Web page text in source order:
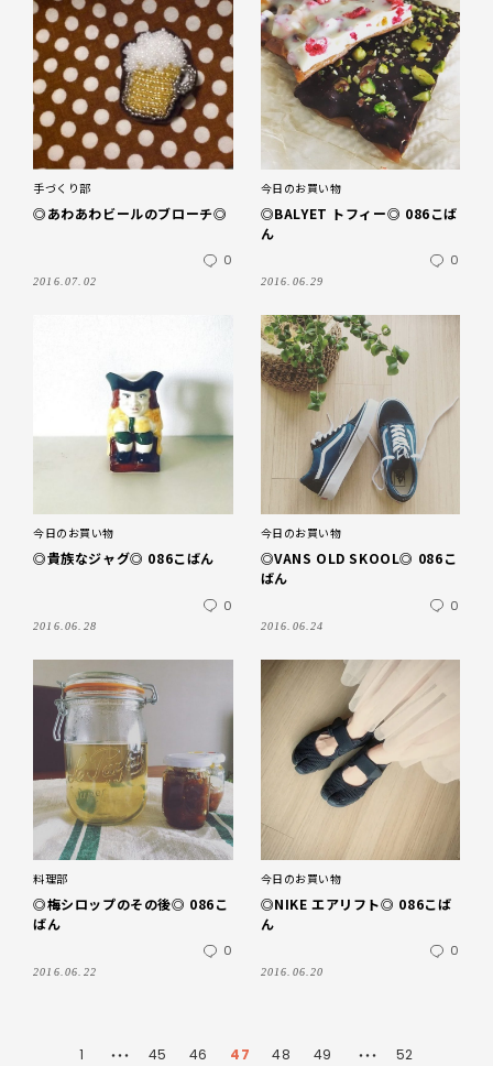
手づくり部
◎あわあわビールのブローチ◎
2016.07.02
0
今日のお買い物
◎BALYET トフィー◎ 086こば
ん
2016.06.29
0
今日のお買い物
◎貴族なジャグ◎ 086こばん
2016.06.28
0
今日のお買い物
◎VANS OLD SKOOL◎ 086こ
ばん
2016.06.24
0
料理部
◎梅シロップのその後◎ 086こ
ばん
2016.06.22
0
今日のお買い物
◎NIKE エアリフト◎ 086こば
ん
2016.06.20
0
1 ・・・ 45 46 47 48 49 ・・・ 52